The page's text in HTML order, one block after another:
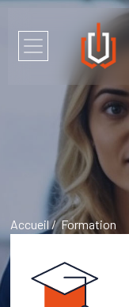
Accueil/ Formation